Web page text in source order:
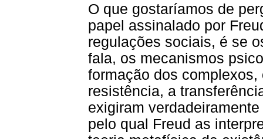
O que gostaríamos de
papel assinalado por
regulações sociais, é se
fala, os mecanismos
formação dos
resistência, a
exigiram
pelo qual Freud as